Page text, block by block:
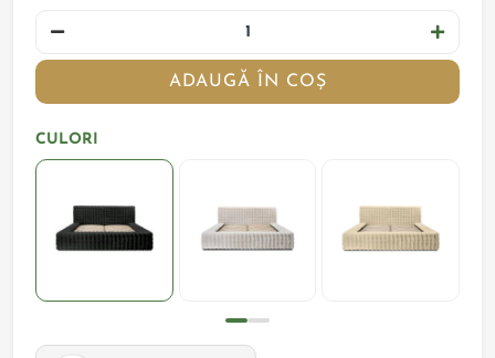
ADAUGĂ ÎN COȘ
CULORI